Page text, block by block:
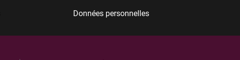
Données personnelles